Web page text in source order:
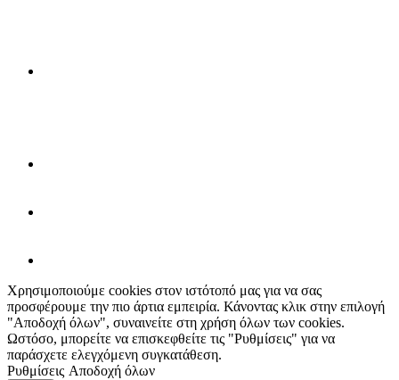
Χρησιμοποιούμε cookies στον ιστότοπό μας για να σας
προσφέρουμε την πιο άρτια εμπειρία. Κάνοντας κλικ στην επιλογή
"Αποδοχή όλων", συναινείτε στη χρήση όλων των cookies.
Ωστόσο, μπορείτε να επισκεφθείτε τις "Ρυθμίσεις" για να
παράσχετε ελεγχόμενη συγκατάθεση.
Ρυθμίσεις Αποδοχή όλων